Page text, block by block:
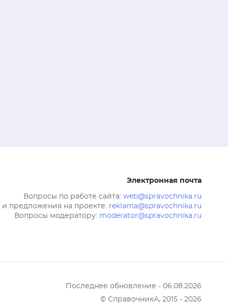
Электронная почта
Вопросы по работе сайта: web@spravochnika.ru
и предложения на проекте: reklama@spravochnika.ru
Вопросы модератору: moderator@spravochnika.ru
Последнее обновление - 06.08.2026
© СправочникА, 2015 - 2026